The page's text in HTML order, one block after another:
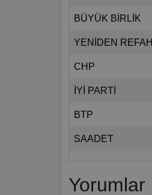
BÜYÜK BİRLİK
YENİDEN REFAH
CHP
İYİ PARTİ
BTP
SAADET
Yorumlar